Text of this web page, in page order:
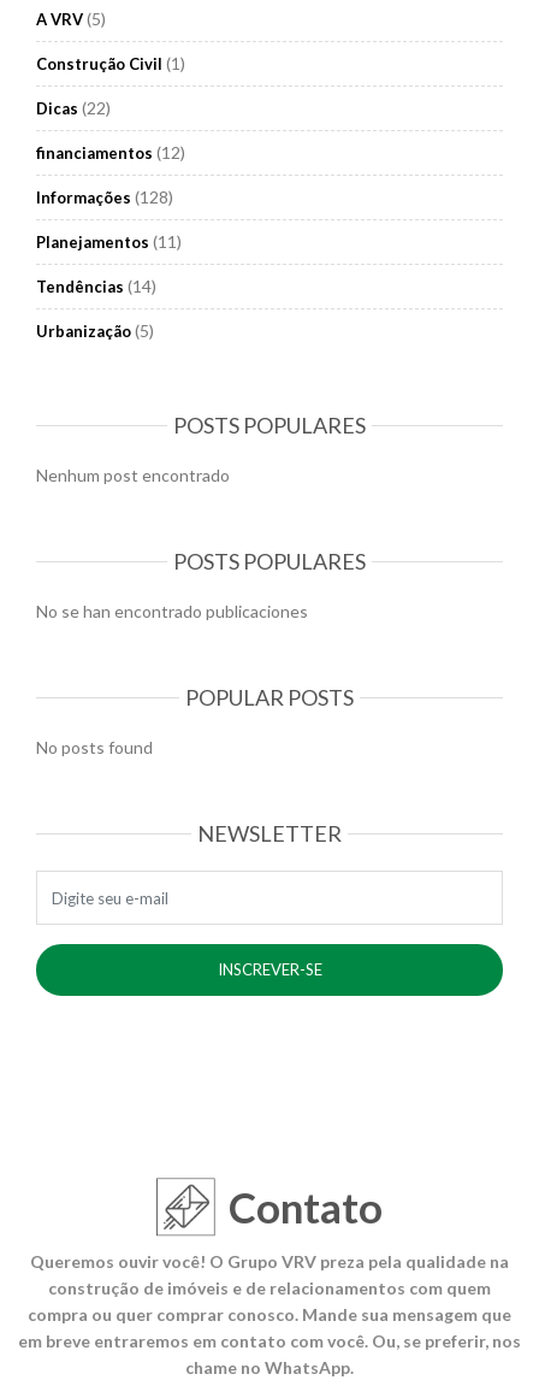
A VRV(5)
Construção Civil (1)
Dicas (22)
financiamentos (12)
Informações (128)
Planejamentos (11)
Tendências (14)
Urbanização(5)
POSTS POPULARES
Nenhum post encontrado
POSTS POPULARES
No se han encontrado publicaciones
POPULAR POSTS
No posts found
NEWSLETTER
Contato
Queremos ouvir você! O Grupo VRV preza pela qualidade na
construção de imóveis e de relacionamentos com quem
compra ou quer comprar conosco. Mande sua mensagem que
em breve entraremos em contato com você. Ou, se preferir, nos
chame no WhatsApp.